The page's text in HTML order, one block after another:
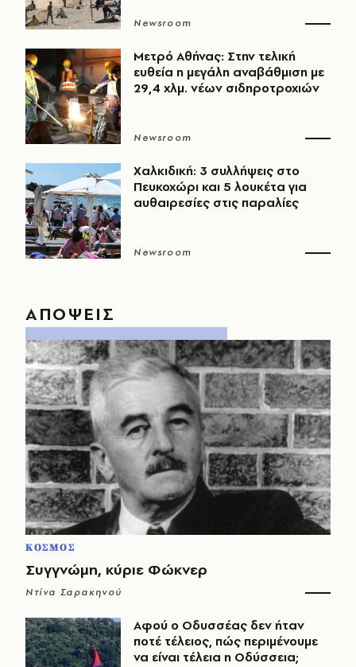
Newsroom
Μετρό Αθήνας: Στην τελική
ευθεία η μεγάλη αναβάθμιση με
29,4 χλμ. νέων σιδηροτροχιών
Newsroom
Χαλκιδική: 3 συλλήψεις στο
Πευκοχώρι και 5 λουκέτα για
αυθαιρεσίες στις παραλίες
Newsroom
ΑΠΟΨΕΙΣ
ΚΟΣΜΟΣ
Συγγνώμη, κύριε Φώκνερ
Ντίνα Σαρακηνού
Αφού ο Οδυσσέας δεν ήταν
ποτέ τέλειος, πώς περιμένουμε
να είναι τέλεια η Οδύσσεια;